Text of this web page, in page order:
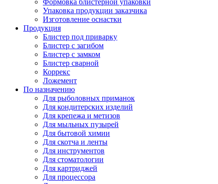
Формовка блистерной упаковки
Упаковка продукции заказчика
Изготовление оснастки
Продукция
Блистер под приварку
Блистер с загибом
Блистер с замком
Блистер сварной
Коррекс
Ложемент
По назначению
Для рыболовных приманок
Для кондитерских изделий
Для крепежа и метизов
Для мыльных пузырей
Для бытовой химии
Для скотча и ленты
Для инструментов
Для стоматологии
Для картриджей
Для процессора